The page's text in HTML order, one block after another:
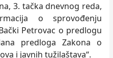
3. tačka dnevnog reda,
o sprovođenju
Petrovac o predlogu
predloga Zakona o
i javnih tužilaštava“.